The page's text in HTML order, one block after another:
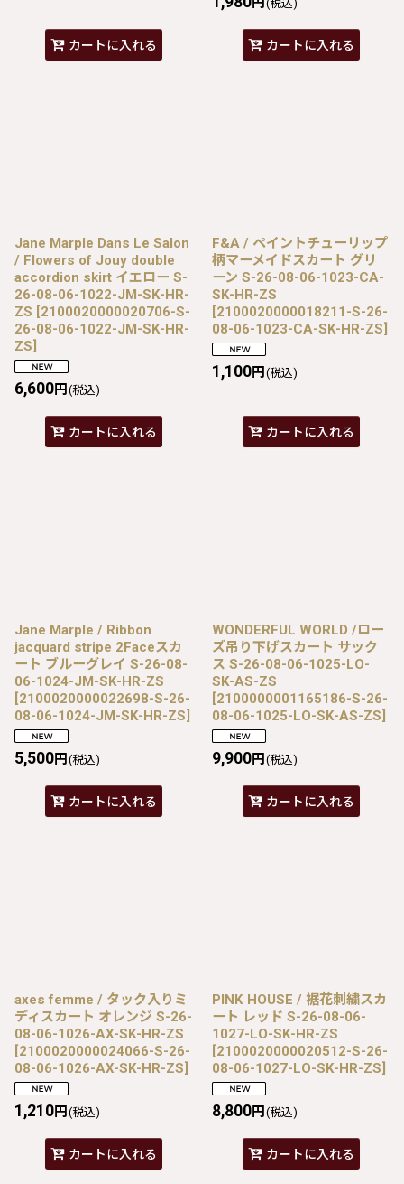
カートに入れる
(税込)
カートに入れる
Jane Marple Dans Le Salon
/ Flowers of Jouy double
accordion skirt イエロー S-
26-08-06-1022-JM-SK-HR-
ZS [2100020000020706-S-
26-08-06-1022-JM-SK-HR-
ZS]
6,600円 (税込)
カートに入れる
F&A / ペイントチューリップ
柄マーメイドスカート グリ
ーン S-26-08-06-1023-CA-
SK-HR-ZS
[2100020000018211-S-26-
08-06-1023-CA-SK-HR-ZS]
1,100円 (税込)
カートに入れる
Jane Marple / Ribbon
jacquard stripe 2Faceスカ
ート ブルーグレイ S-26-08-
06-1024-JM-SK-HR-ZS
[2100020000022698-S-26-
08-06-1024-JM-SK-HR-ZS]
5,500円 (税込)
カートに入れる
WONDERFUL WORLD /ロー
ズ吊り下げスカート サック
ス S-26-08-06-1025-LO-
SK-AS-ZS
[2100000001165186-S-26-
08-06-1025-LO-SK-AS-ZS]
9,900円 (税込)
カートに入れる
axes femme / タック入りミ
ディスカート オレンジ S-26-
08-06-1026-AX-SK-HR-ZS
[2100020000024066-S-26-
08-06-1026-AX-SK-HR-ZS]
1,210円 (税込)
カートに入れる
PINK HOUSE / 裾花刺繍スカ
ート レッド S-26-08-06-
1027-LO-SK-HR-ZS
[2100020000020512-S-26-
08-06-1027-LO-SK-HR-ZS]
8,800円 (税込)
カートに入れる